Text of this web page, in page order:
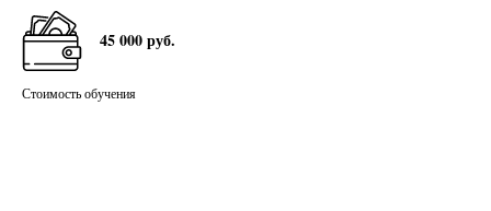
45 000 руб.
Стоимость обучения